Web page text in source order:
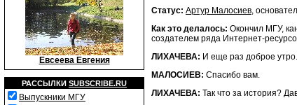
Евсеева Евгения
РАССЫЛКИ SUBSCRIBE.RU
Выпускники МГУ
Статус: Артур Малосиев ,
Как это делалось: Окончил МГУ,
создателем ряда Интернет-
ЛИХАЧЕВА: И еще раз доброе
МАЛОСИЕВ: Спасибо вам.
ЛИХАЧЕВА: Так что за история?